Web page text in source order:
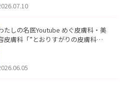
。
たしの名医Youtube めぐ皮膚科・美
皮膚科「”とおりすがりの皮膚科